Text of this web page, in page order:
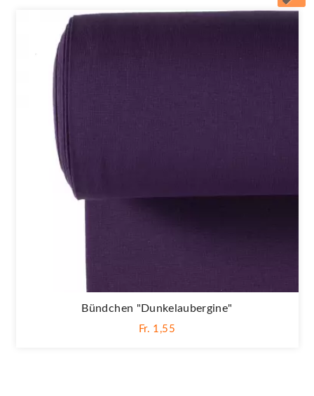
Bündchen "Dunkelaubergine"
Fr. 1,55